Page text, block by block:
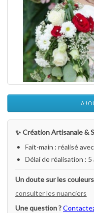
✨ Création Artisanale &
Fait-main : réalisé
Délai de réalisation : 5
Un doute sur les
consulter les nuanciers
Une question ?